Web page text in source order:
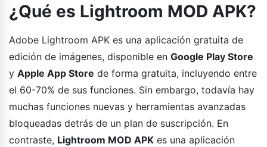
¿Qué es Lightroom MOD APK?
Adobe Lightroom APK es una aplicación gratuita de
edición de imágenes, disponible en Google Play Store
y Apple App Store de forma gratuita, incluyendo entre
el 60-70% de sus funciones. Sin embargo, todavía hay
muchas funciones nuevas y herramientas avanzadas
bloqueadas detrás de un plan de suscripción. En
contraste, Lightroom MOD APK es una aplicación